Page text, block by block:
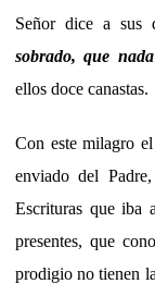
Señor dice a sus
sobrado, que
ellos doce canastas.
Con este milagro
enviado del
Escrituras que iba
presentes, que
prodigio no tienen